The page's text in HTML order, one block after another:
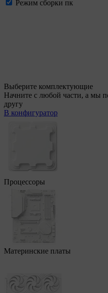
Режим сборки пк
Выберите комплектующие
Начните с любой части, а мы
другу
В конфигуратор
Процессоры
Материнские платы